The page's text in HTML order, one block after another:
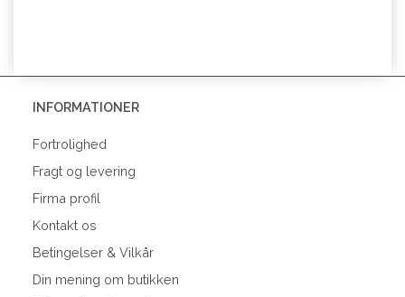
INFORMATIONER
Fortrolighed
Fragt og levering
Firma profil
Kontakt os
Betingelser & Vilkår
Din mening om butikken